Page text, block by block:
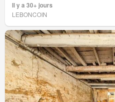
Il y a 30+ jours
LEBONCOIN